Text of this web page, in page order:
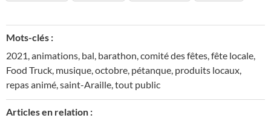
Mots-clés :
2021,animations, bal, barathon,comité des fêtes,fête locale,
Food Truck, musique,octobre, pétanque, produits locaux,
repas animé,saint-Araille,tout public
Articles en relation :